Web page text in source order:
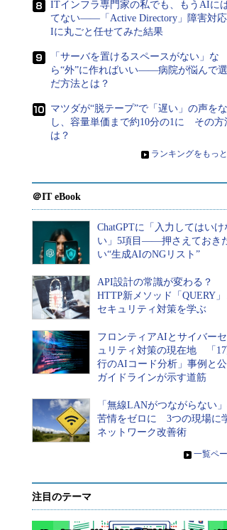
ただし、これは日本語ローカライズ
Windows 10のブルースクリーンには
英語（en-us）の言語パックを追加し
更すると、ブルースクリーンが英語版
画面6Windows 10英語版のブルースクリーン
不思議その4：Windows 10の
マイクロソフトは2016年7月に、2回
Anniversary Update」をリリースする
「Redstone 1」や「RS1」とも呼ばれ
前のページ
関連記事
vNextに備えよ！ 次期Windows Server
Windows 10のトラブルシューティン
Windows 10へ無料アップグレード？
チェックしておきたい人気記事
古い」「2035年宇宙の
旅」 実運用へ向かう
データセンター新技術
んだ「無線LANが
がりにくい」問
を変えて解決した
ITインフラ専門家の私でも、もうAIに
てない――「Active Directory」障害対
Iに丸ごと任せてみた結果
「サーバを置けるスペースがない」な
ら“外”に作ればいい――病院が悩んで
だ方法とは？
マツダが“脱テープ”で「遅い」の声をな
し、容量単価まで約10分の1に その方
は？
» ランキングをもっ
＠IT eBook
ChatGPTに「入力してはいけ
い」5項目――押さえておき
い“生成AIのNGリスト”
API設計の常識が変わる？
HTTP新メソッド「QUERY」
セキュリティ対策を学ぶ
フロンティアAIとサイバー
ュリティ対策の現在地 「
行のAIコード分析」事例と
ガイドラインが示す道筋
「無線LANがつながらない
苦情をゼロに 3つの現場に
ネットワーク改善術
» 一覧ペ
注目のテーマ